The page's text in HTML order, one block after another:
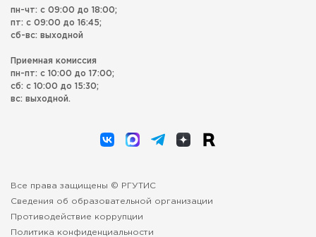
пн-чт: с 09:00 до 18:00;
пт: с 09:00 до 16:45;
сб-вс: выходной
Приемная комиссия
пн-пт: с 10:00 до 17:00;
сб: с 10:00 до 15:30;
вс: выходной.
Все права защищены © РГУТИС
Сведения об образовательной организации
Противодействие коррупции
Политика конфиденциальности